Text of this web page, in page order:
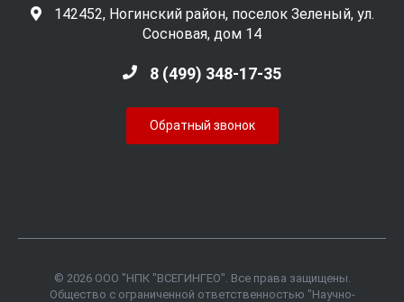
142452, Ногинский район, поселок Зеленый, ул.
Сосновая, дом 14
8 (499) 348-17-35
Обратный звонок
© 2026 ООО "НПК "ВСЕГИНГЕО". Все права защищены.
Общество с ограниченной ответственностью "Научно-